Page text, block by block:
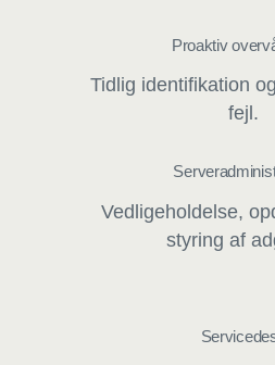
Proaktiv
Tidlig identifikation
fejl.
Vedligeholdelse,
styring af